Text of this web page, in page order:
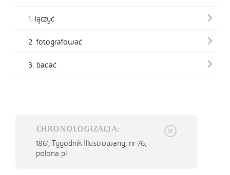
1. łączyć
2. fotografować
3. badać
CHRONOLOGIZACJA:
1861, Tygodnik Illustrowany, nr 76,
polona.pl